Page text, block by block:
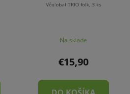
Včelobal TRIO folk, 3 ks
Na sklade
€15,90